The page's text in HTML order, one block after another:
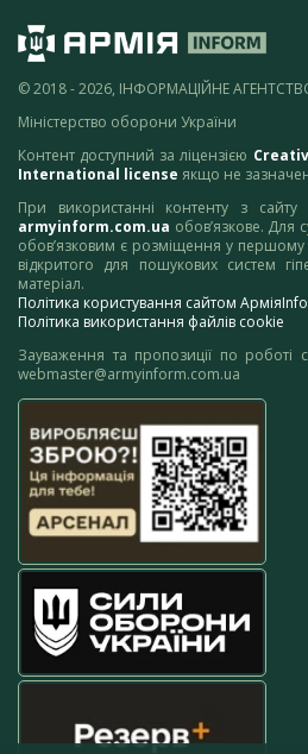
© 2018 - 2026, ІНФОРМАЦІЙНЕ
Міністерство оборони України
Контент доступний за ліцензією
International license якщо не
При використанні контенту з
armyinform.com.ua обов’язкове. Для
обов’язковим є розміщення у першому
відкритого для пошукових систем
матеріал.
Політика користування сайтом
Політика використання файлів cookie
Зауваження та пропозиції по роботі
webmaster@armyinform.com.ua